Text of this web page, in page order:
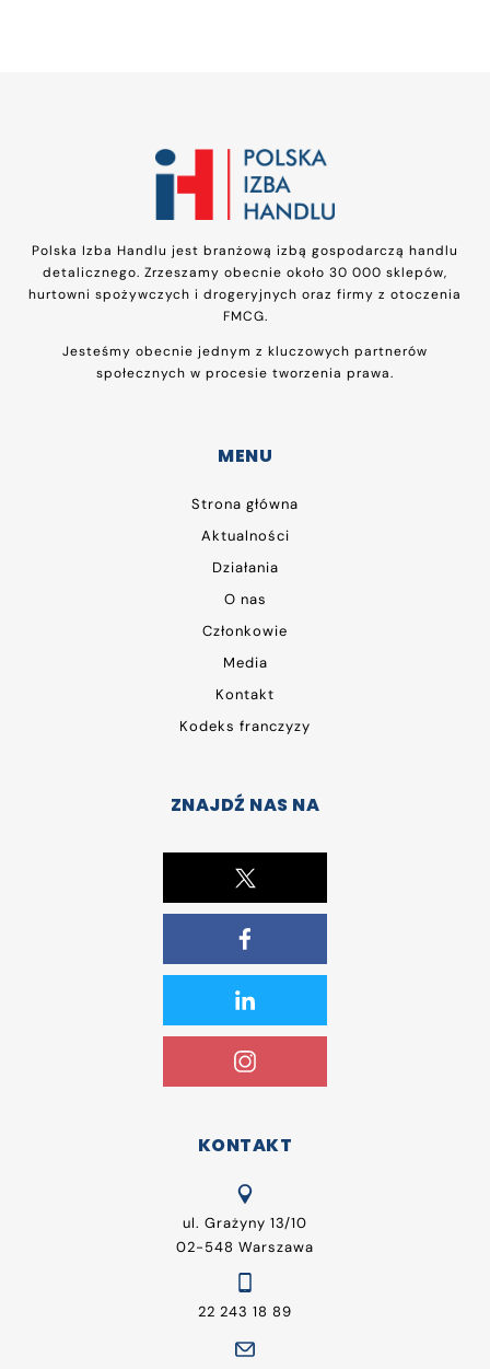
Polska Izba Handlu jest branżową izbą gospodarczą handlu
detalicznego. Zrzeszamy obecnie około 30 000 sklepów,
hurtowni spożywczych i drogeryjnych oraz firmy z otoczenia
FMCG.
Jesteśmy obecnie jednym z kluczowych partnerów
społecznych w procesie tworzenia prawa.
MENU
Strona główna
Aktualności
Działania
O nas
Członkowie
Media
Kontakt
Kodeks franczyzy
ZNAJDŹ NAS NA
KONTAKT
ul. Grażyny 13/10
02-548 Warszawa
22 243 18 89